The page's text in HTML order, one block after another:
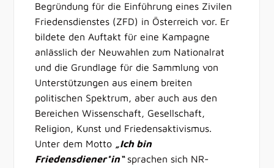
Begründung für die Einführung eines Zivilen
Friedensdienstes (ZFD) in Österreich vor. Er
bildete den Auftakt für eine Kampagne
anlässlich der Neuwahlen zum Nationalrat
und die Grundlage für die Sammlung von
Unterstützungen aus einem breiten
politischen Spektrum, aber auch aus den
Bereichen Wissenschaft, Gesellschaft,
Religion, Kunst und Friedensaktivismus.
Unter dem Motto „Ich bin
Friedensdiener*in“sprachen sich NR-